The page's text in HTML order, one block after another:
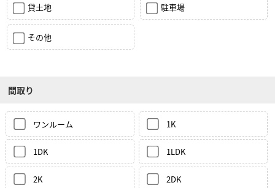
貸土地 駐車場
その他
間取り
ワンルーム 1K
1DK 1LDK
2K 2DK